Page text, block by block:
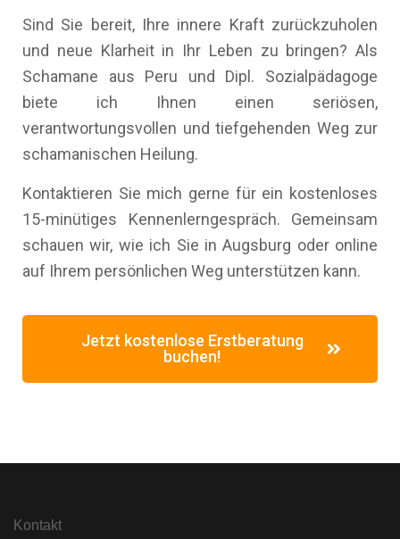
Sind Sie bereit, Ihre innere Kraft zurückzuholen
und neue Klarheit in Ihr Leben zu bringen? Als
Schamane aus Peru und Dipl. Sozialpädagoge
biete ich Ihnen einen seriösen,
verantwortungsvollen und tiefgehenden Weg zur
schamanischen Heilung.
Kontaktieren Sie mich gerne für ein kostenloses
15-minütiges Kennenlerngespräch. Gemeinsam
schauen wir, wie ich Sie in Augsburg oder online
auf Ihrem persönlichen Weg unterstützen kann.
Jetzt kostenlose Erstberatung
buchen!
Kontakt